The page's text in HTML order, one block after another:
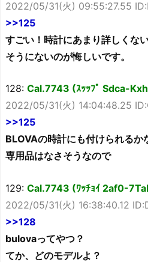
2022/05/31(火) 09:55:27.55
>>125
すごい！時計にあまり詳しくな
そうにないのが悔しいです。
128: Cal.7743 (ｽｯｯﾌﾟ Sdca-
2022/05/31(火) 14:04:48.25
>>125
BLOVAの時計にも付けられるか
専用品はなさそうなので
129: Cal.7743 (ﾜｯﾁｮｲ 2af0-
2022/05/31(火) 16:38:40.12
>>128
bulovaってやつ？
てか、どのモデルよ？